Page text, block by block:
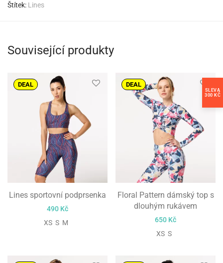
Štítek: Lines
Související produkty
DEAL
Lines sportovní podprsenka
490 Kč
XS S M
DEAL
Floral Pattern dámský top s
dlouhým rukávem
650 Kč
XS S
SLEVA
300 KČ